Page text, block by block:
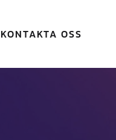
KONTAKTA OSS